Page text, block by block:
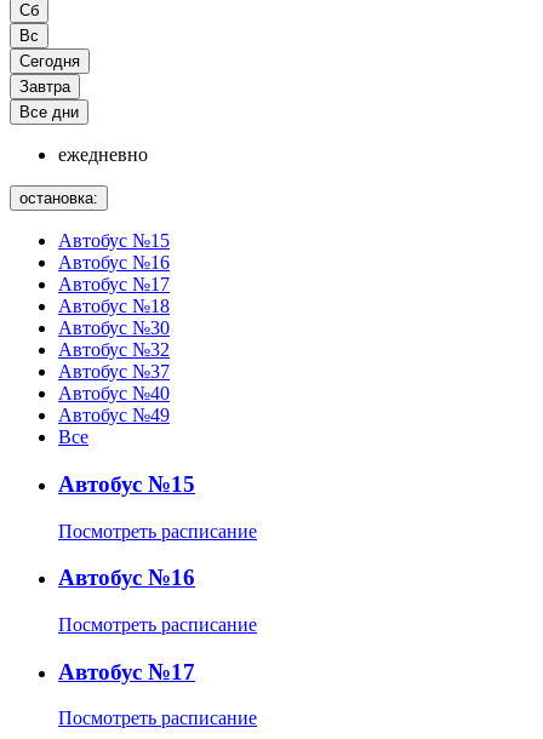
Сб
Вс
Сегодня
Завтра
Все дни
ежедневно
остановка:
Автобус №15
Автобус №16
Автобус №17
Автобус №18
Автобус №30
Автобус №32
Автобус №37
Автобус №40
Автобус №49
Все
Автобус №15
Посмотреть расписание
Автобус №16
Посмотреть расписание
Автобус №17
Посмотреть расписание